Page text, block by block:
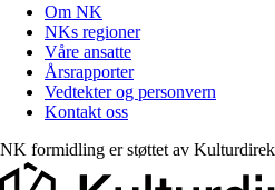
Om NK
NKs regioner
Våre ansatte
Årsrapporter
Vedtekter og personvern
Kontakt oss
NK formidling er støttet av